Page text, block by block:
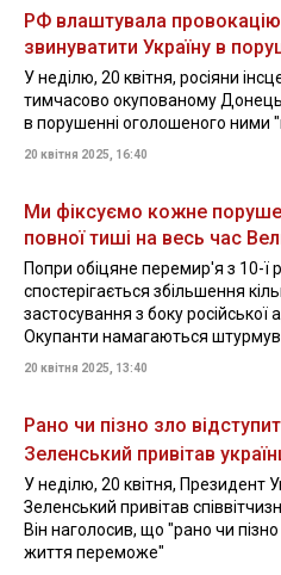
РФ влаштувала
звинуватити Україну в
У неділю, 20 квітня, росіяни
тимчасово окупованому
в порушенні оголошеного ними
20 квітня 2025, 16:40
Ми фіксуємо кожне
повної тиші на весь час
Попри обіцяне перемир'я з 10-ї
спостерігається збільшення
застосування з боку російської
Окупанти намагаються
20 квітня 2025, 13:40
Рано чи пізно зло
Зеленський привітав
У неділю, 20 квітня, Президент
Зеленський привітав
Він наголосив, що "рано чи пізно
життя переможе"